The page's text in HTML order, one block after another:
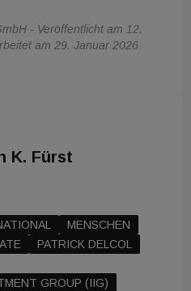
- Veröffentlicht am 12.
am 29. Januar 2026
K. Fürst
MENSCHEN
PATRICK DELCOL
GROUP (IIG)